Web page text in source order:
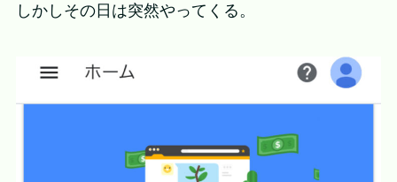
しかしその日は突然やってくる。